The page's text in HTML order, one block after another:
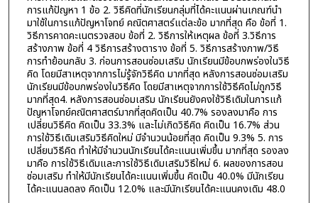
การแก้ปัญหา 1 ข้อ 2. วิธีคิดที่นักเรียนกลุ่มที่ได้คะแนนผ่านเกณฑ์นำ
มาใช้ในการแก้ปัญหาโจทย์ คณิตศาสตร์แต่ละข้อ มากที่สุด คือ ข้อที่ 1.
วิธีการคาดคะเนตรวจสอบ ข้อที่ 2. วิธีการให้เหตุผล ข้อที่ 3.วิธีการ
สร้างภาพ ข้อที่ 4 วิธีการสร้างตาราง ข้อที่ 5. วิธีการสร้างภาพ/วิธี
การทำย้อนกลับ 3. ก่อนการสอนซ่อมเสริม นักเรียนมีข้อบกพร่องในวิธี
คิด โดยมีสาเหตุจากการไม่รู้จักวิธีคิด มากที่สุด หลังการสอนซ่อมเสริม
นักเรียนมีข้อบกพร่องในวิธีคิด โดยมีสาเหตุจากการใช้วิธีคิดไม่ถูกวิธี
มากที่สุด4. หลังการสอนซ่อมเสริม นักเรียนยังคงใช้วิธีเดิมในการแก้
ปัญหาโจทย์คณิตศาสตร์มากที่สุดคิดเป็น 40.7% รองลงมาคือ การ
เปลี่ยนวิธีคิด คิดเป็น 33.3% และไม่เกิดวิธีคิด คิดเป็น 16.7% ส่วน
การใช้วิธีเดิมเสริมวิธีคิดใหม่ มีจำนวนน้อยที่สุด คิดเป็น 9.3% 5. การ
เปลี่ยนวิธีคิด ทำให้มีจำนวนนักเรียนได้คะแนนเพิ่มขึ้น มากที่สุด รองลง
มาคือ การใช้วิธีเดิมและการใช้วิธีเดิมเสริมวิธีใหม่ 6. ผลของการสอน
ซ่อมเสริม ทำให้มีนักเรียนได้คะแนนเพิ่มขึ้น คิดเป็น 40.0% มีนักเรียน
ได้คะแนนลดลง คิดเป็น 12.0% และมีนักเรียนได้คะแนนคงเดิม 48.0